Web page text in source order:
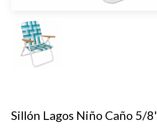
Sillón Lagos Niño Caño 5/8'